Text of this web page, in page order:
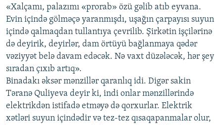
«Xalçamı, palazımı «prorab» özü gəlib atıb eyvana.
Evin içində gölməçə yaranmışdı, uşağın çarpayısı suyun
içində qalmaqdan tullantıya çevrilib. Şirkətin işçilərinə
də deyirik, deyirlər, dam örtüyü bağlanmaya qədər
vəziyyət belə davam edəcək. Nə vaxt düzələcək, hər şey
sıradan çıxıb artıq».
Binadakı əksər mənzillər qaranlıq idi. Digər sakin
Təranə Quliyeva deyir ki, indi onlar mənzillərində
elektrikdən istifadə etməyə də qorxurlar. Elektrik
xətləri suyun içindədir və tez-tez qısaqapanmalar olur,